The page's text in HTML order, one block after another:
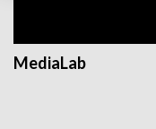
MediaLab